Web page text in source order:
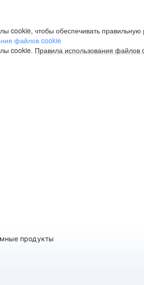
cookie, чтобы обеспечивать правильную
файлов cookie
cookie. Правила использования файлов
продукты